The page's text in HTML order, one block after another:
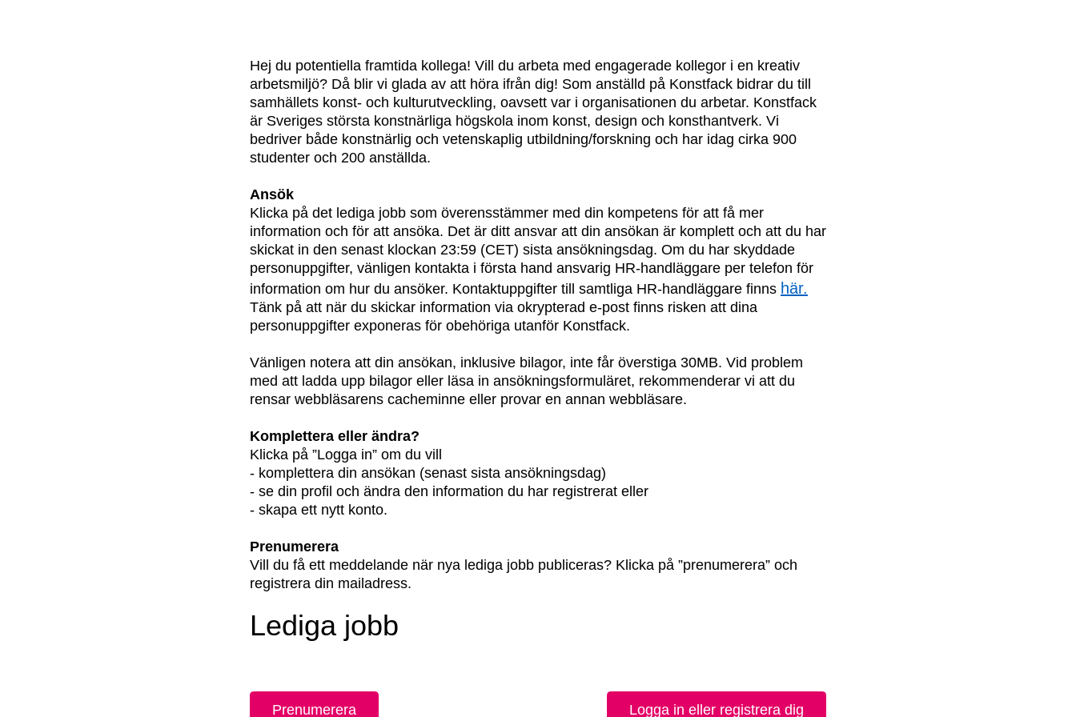
Hej du potentiella framtida kollega! Vill du arbeta med engagerade kollegor i en kreativ
arbetsmiljö? Då blir vi glada av att höra ifrån dig! Som anställd på Konstfack bidrar du till
samhällets konst- och kulturutveckling, oavsett var i organisationen du arbetar. Konstfack
är Sveriges största konstnärliga högskola inom konst, design och konsthantverk. Vi
bedriver både konstnärlig och vetenskaplig utbildning/forskning och har idag cirka 900
studenter och 200 anställda.
Ansök
Klicka på det lediga jobb som överensstämmer med din kompetens för att få mer
information och för att ansöka. Det är ditt ansvar att din ansökan är komplett och att du har
skickat in den senast klockan 23:59 (CET) sista ansökningsdag. Om du har skyddade
personuppgifter, vänligen kontakta i första hand ansvarig HR-handläggare per telefon för
information om hur du ansöker. Kontaktuppgifter till samtliga HR-handläggare finns här.
Tänk på att när du skickar information via okrypterad e-post finns risken att dina
personuppgifter exponeras för obehöriga utanför Konstfack.
Vänligen notera att din ansökan, inklusive bilagor, inte får överstiga 30MB. Vid problem
med att ladda upp bilagor eller läsa in ansökningsformuläret, rekommenderar vi att du
rensar webbläsarens cacheminne eller provar en annan webbläsare.
Komplettera eller ändra?
Klicka på ”Logga in” om du vill
- komplettera din ansökan (senast sista ansökningsdag)
- se din profil och ändra den information du har registrerat eller
- skapa ett nytt konto.
Prenumerera
Vill du få ett meddelande när nya lediga jobb publiceras? Klicka på ”prenumerera” och
registrera din mailadress.
Lediga jobb
Prenumerera Logga in eller registrera dig